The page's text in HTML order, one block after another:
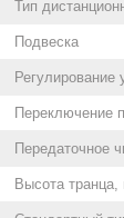
Тип
Подвеска
Регулирование
Переключение
Передаточное
Высота